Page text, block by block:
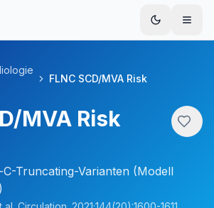
FLNC SCD/MVA Risk
MVA Risk
C-Truncating-Varianten (Modell